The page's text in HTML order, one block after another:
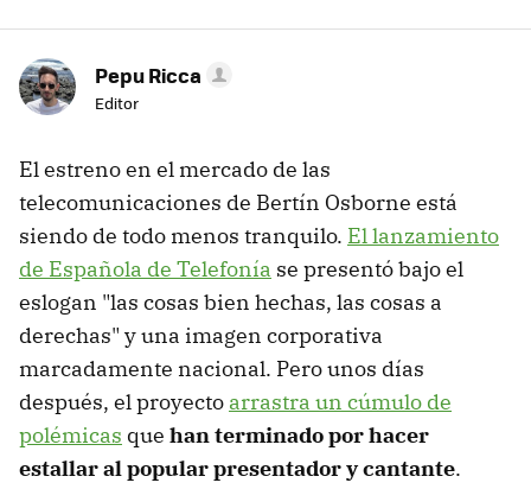
Pepu Ricca
Editor
El estreno en el mercado de las
telecomunicaciones de Bertín Osborne está
siendo de todo menos tranquilo. El lanzamiento
de Española de Telefonía se presentó bajo el
eslogan "las cosas bien hechas, las cosas a
derechas" y una imagen corporativa
marcadamente nacional. Pero unos días
después, el proyecto arrastra un cúmulo de
polémicas que han terminado por hacer
estallar al popular presentador y cantante.